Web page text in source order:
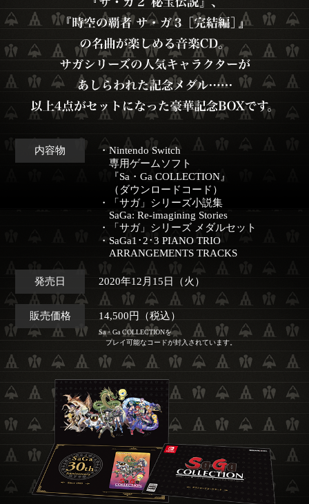
内容物
・Nintendo Switch
専用ゲームソフト
『Sa・Ga COLLECTION』
（ダウンロードコード）
・「サガ」シリーズ小説集
SaGa: Re-imagining Stories
・「サガ」シリーズ メダルセット
・SaGa1･2･3 PIANO TRIO
ARRANGEMENTS TRACKS
発売日 2020年12月15日（火）
販売価格 14,500円（税込）
Sa・Ga COLLECTIONを
プレイ可能なコードが封入されています。